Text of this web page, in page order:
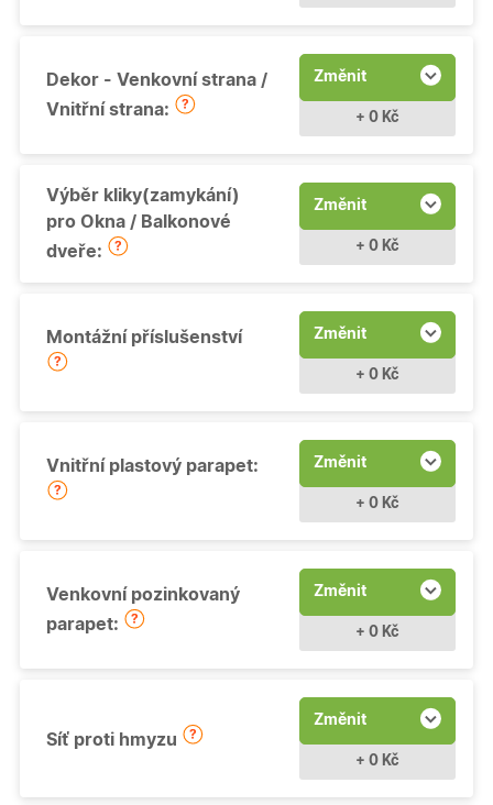
Dekor - Venkovní strana /
Vnitřní strana:
Změnit
+ 0 Kč
Výběr kliky(zamykání)
pro Okna / Balkonové
dveře:
Změnit
+ 0 Kč
Montážní příslušenství Změnit
+ 0 Kč
Vnitřní plastový parapet: Změnit
+ 0 Kč
Venkovní pozinkovaný
parapet:
Změnit
+ 0 Kč
Síť proti hmyzu
Změnit
+ 0 Kč